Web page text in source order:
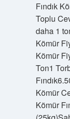
Fındık
Toplu
daha 1
Kömür
Kömür
Ton1
Kömür
Kömür